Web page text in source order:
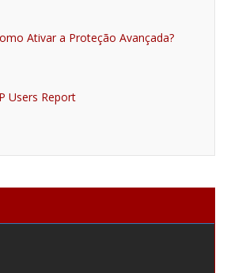
Ativar a Proteção Avançada?
Users Report